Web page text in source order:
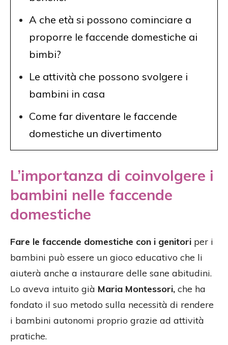
A che età si possono cominciare a
proporre le faccende domestiche ai
bimbi?
Le attività che possono svolgere i
bambini in casa
Come far diventare le faccende
domestiche un divertimento
L’importanza di coinvolgere i
bambini nelle faccende
domestiche
Fare le faccende domestiche con i genitori per i
bambini può essere un gioco educativo che li
aiuterà anche a instaurare delle sane abitudini.
Lo aveva intuito già Maria Montessori, che ha
fondato il suo metodo sulla necessità di rendere
i bambini autonomi proprio grazie ad attività
pratiche.